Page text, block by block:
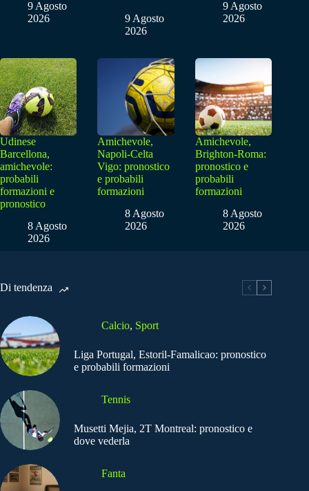
9 Agosto
2026
9 Agosto
2026
9 Agosto
2026
Udinese
Barcellona,
amichevole:
probabili
formazioni e
pronostico
8 Agosto
2026
Amichevole,
Napoli-Celta
Vigo: pronostico
e probabili
formazioni
8 Agosto
2026
Amichevole,
Brighton-Roma:
pronostico e
probabili
formazioni
8 Agosto
2026
Di tendenza
Calcio, Sport
Liga Portugal, Estoril-Famalicao: pronostico
e probabili formazioni
Tennis
Musetti Mejia, 2T Montreal: pronostico e
dove vederla
Fanta